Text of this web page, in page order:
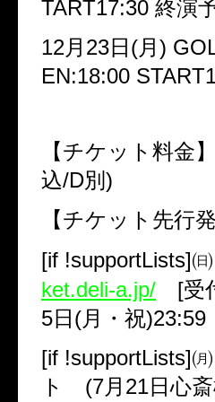
TART17:30 終演
12月 23日 (月 )
EN:18:00
【チケット料金
込/D別 )
【チケット先行
[if !supportLists]㈰
ket.deli-a.jp/
[受
5日 (月・祝)23:59
[if !supportLists]㈪
ト (7月 21日心